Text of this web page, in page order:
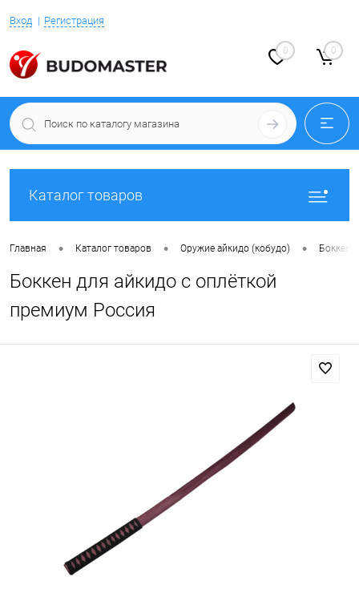
Вход Регистрация
0 0
Каталог товаров
Главная • Каталог товаров • Оружие айкидо (кобудо) • Боккен
Боккен для айкидо с оплёткой
премиум Россия